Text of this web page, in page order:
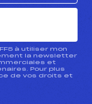
à utiliser mon
la newsletter
et
Pour plus
de vos droits et